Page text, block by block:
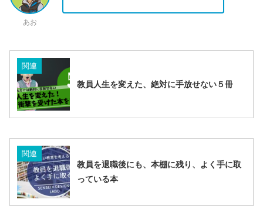
あお
関連
教員人生を変えた、絶対に手放せない５冊
関連
教員を退職後にも、本棚に残り、よく手に取
っている本